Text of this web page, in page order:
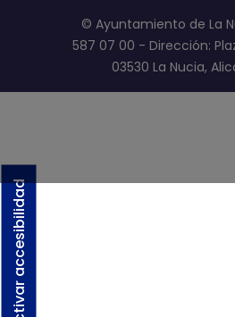
Activar accesibilidad
© Ayuntamiento de La
587 07 00 - Dirección:
03530 La Nucia,